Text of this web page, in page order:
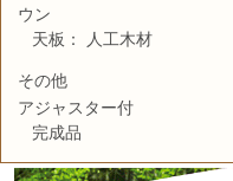
ウン
天板： 人工木材
その他
アジャスター付
完成品